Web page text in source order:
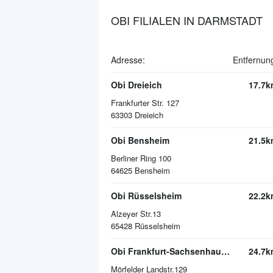
OBI FILIALEN IN DARMSTADT
Adresse:
Obi Dreieich
Frankfurter Str. 127
63303 Dreieich
Obi Bensheim
Berliner Ring 100
64625 Bensheim
Obi Rüsselsheim
Alzeyer Str.13
65428 Rüsselsheim
Obi Frankfurt-Sachsenhausen
Mörfelder Landstr.129